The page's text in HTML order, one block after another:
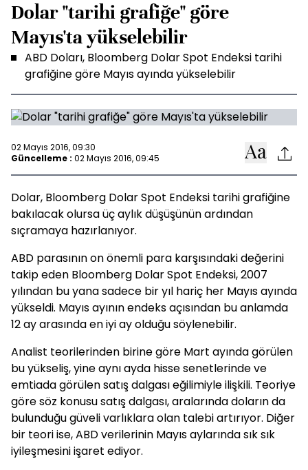
Dolar "tarihi grafiğe" göre
Mayıs'ta yükselebilir
ABD Doları, Bloomberg Dolar Spot Endeksi tarihi
grafiğine göre Mayıs ayında yükselebilir
02 Mayıs 2016, 09:30
Güncelleme : 02 Mayıs 2016, 09:45
Dolar, Bloomberg Dolar Spot Endeksi tarihi grafiğine
bakılacak olursa üç aylık düşüşünün ardından
sıçramaya hazırlanıyor.
ABD parasının on önemli para karşısındaki değerini
takip eden Bloomberg Dolar Spot Endeksi, 2007
yılından bu yana sadece bir yıl hariç her Mayıs ayında
yükseldi. Mayıs ayının endeks açısından bu anlamda
12 ay arasında en iyi ay olduğu söylenebilir.
Analist teorilerinden birine göre Mart ayında görülen
bu yükseliş, yine aynı ayda hisse senetlerinde ve
emtiada görülen satış dalgası eğilimiyle ilişkili. Teoriye
göre söz konusu satış dalgası, aralarında doların da
bulunduğu güveli varlıklara olan talebi artırıyor. Diğer
bir teori ise, ABD verilerinin Mayıs aylarında sık sık
iyileşmesini işaret ediyor.